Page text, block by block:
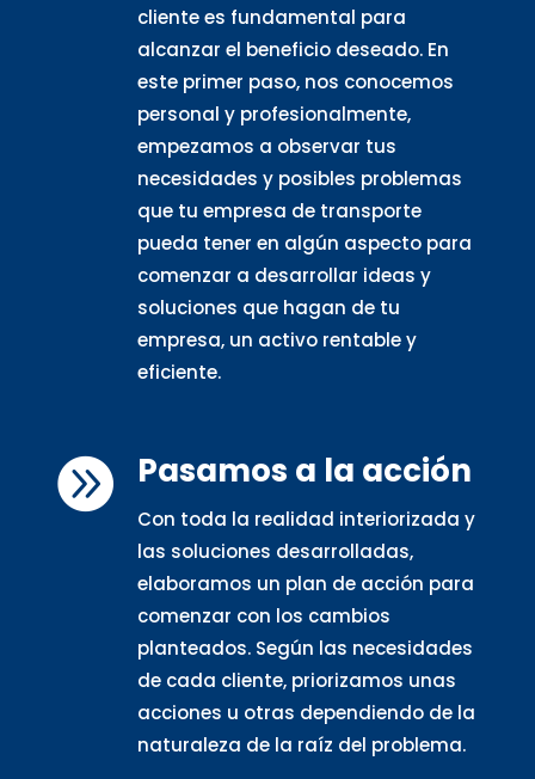
cliente es fundamental para
alcanzar el beneficio deseado. En
este primer paso, nos conocemos
personal y profesionalmente,
empezamos a observar tus
necesidades y posibles problemas
que tu empresa de transporte
pueda tener en algún aspecto para
comenzar a desarrollar ideas y
soluciones que hagan de tu
empresa, un activo rentable y
eficiente.
 Pasamos a la acción
Con toda la realidad interiorizada y
las soluciones desarrolladas,
elaboramos un plan de acción para
comenzar con los cambios
planteados. Según las necesidades
de cada cliente, priorizamos unas
acciones u otras dependiendo de la
naturaleza de la raíz del problema.